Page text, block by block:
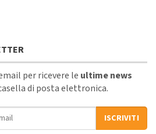
per ricevere le ultime news
di posta elettronica.
ISCRIVITI